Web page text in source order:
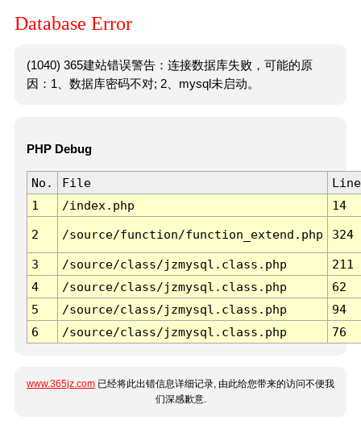
Database Error
(1040) 365建站错误警告：连接数据库失败，可能的原
因：1、数据库密码不对; 2、mysql未启动。
PHP Debug
No. File
Line
1
/index.php 14
2 /source/function/function_extend.php 324
3 /source/class/jzmysql.class.php
211
4
/source/class/jzmysql.class.php
62
5
/source/class/jzmysql.class.php
94
6
/source/class/jzmysql.class.php 76
www.365jz.com 已经将此出错信息详细记录, 由此给您带来的访问不便我
们深感歉意.